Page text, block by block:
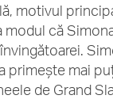
motivul
că
primește mai
de Grand